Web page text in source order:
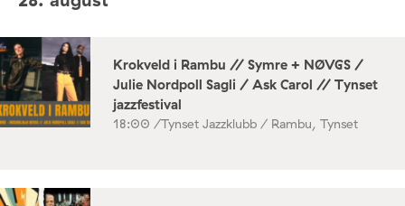
Krokveld i Rambu // Symre + NØVGS /
Julie Nordpoll Sagli / Ask Carol // Tynset
jazzfestival
18:00 /Tynset Jazzklubb / Rambu, Tynset